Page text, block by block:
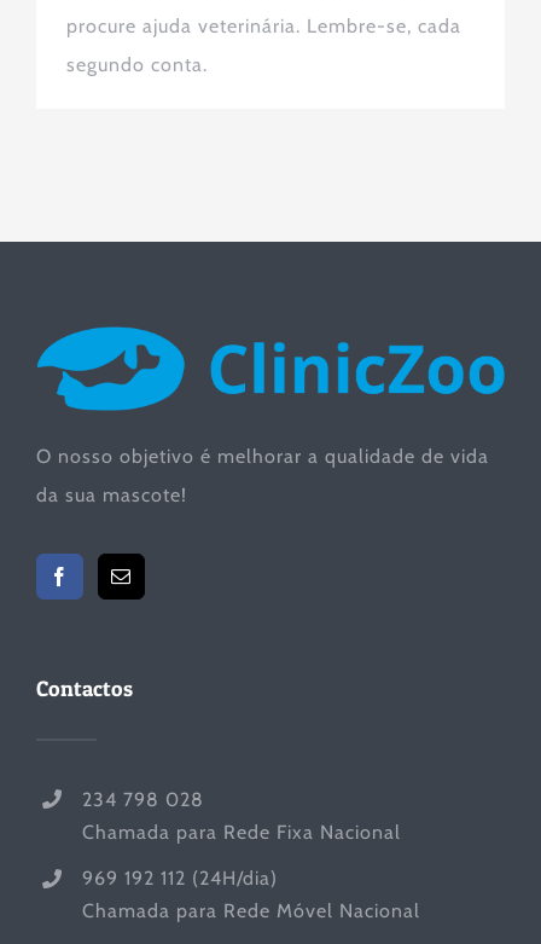
procure ajuda veterinária. Lembre-se, cada
segundo conta.
O nosso objetivo é melhorar a qualidade de vida
da sua mascote!
Contactos
234 798 028
Chamada para Rede Fixa Nacional
969 192 112 (24H/dia)
Chamada para Rede Móvel Nacional